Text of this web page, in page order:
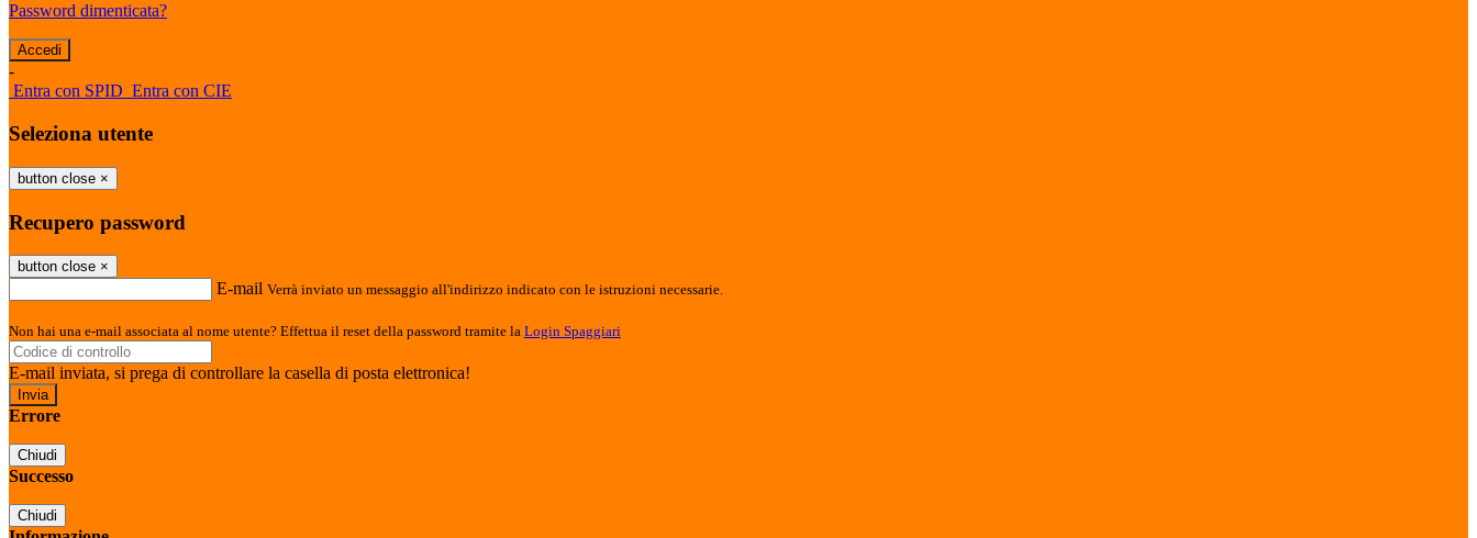
Password dimenticata?
-
Entra con SPID Entra con CIE
Seleziona utente
button close ×
Recupero password
button close ×
E-mail Verrà inviato un messaggio all'indirizzo indicato con le istruzioni necessarie.
Non hai una e-mail associata al nome utente? Effettua il reset della password tramite la Login Spaggiari
E-mail inviata, si prega di controllare la casella di posta elettronica!
Errore
Chiudi
Successo
Chiudi